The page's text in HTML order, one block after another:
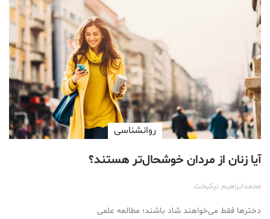
روانشناسی
آیا زنان از مردان خوشحال‌تر هستند؟
محمدابراهیم نیکبخت
دخترها فقط می‌خواهند شاد باشند؛ مطالعه علمی